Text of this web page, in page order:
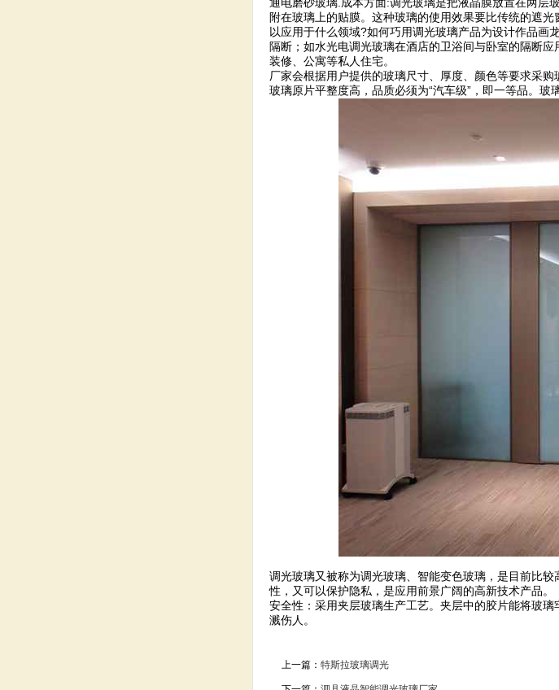
附在玻璃上的贴膜。这种玻璃的使用效果要比传统的遮
以应用于什么领域?如何巧用调光玻璃产品为设计作品
隔断；如水光电调光玻璃在酒店的卫浴间与卧室的隔断
装修、公寓等私人住宅。
厂家会根据用户提供的玻璃尺寸、厚度、颜色等要求采
玻璃原片平整度高，品质必须为“汽车级”，即一等品。玻
调光玻璃又被称为调光玻璃、智能变色玻璃，是目前比
性，又可以保护隐私，是应用前景广阔的高新技术产品。
安全性：采用夹层玻璃生产工艺。夹层中的胶片能将玻
溅伤人。
上一篇： 特斯拉玻璃调光